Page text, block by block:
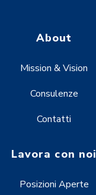
About
Mission & Vision
Consulenze
Contatti
Lavora con noi
Posizioni Aperte